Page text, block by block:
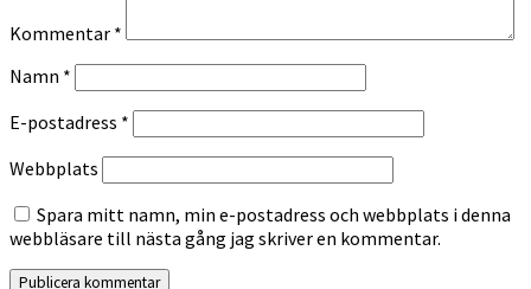
Kommentar *
Namn *
E-postadress *
Webbplats
Spara mitt namn, min e-postadress och webbplats i denna
webbläsare till nästa gång jag skriver en kommentar.